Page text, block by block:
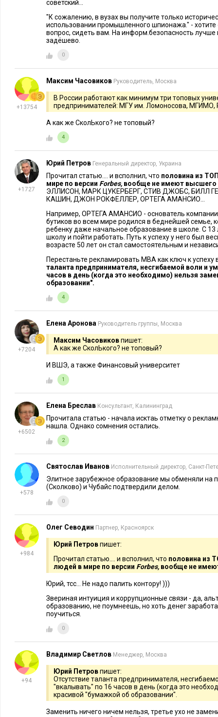
успешности бизнеса. Важно понимать, что сегодня не
неповторимого источника знаний. Вы должны сами
, чтобы получить концентрированную программу
предлагает множество достойных замен, пусть и не в
Читайте также:
ПЛАНИРОВАНИЕ КАРЬЕРЫ 5099 6
Как стажировки закаляют
предпринимателей: 5 ценных
MBA В РОССИИ
5
советский...
"К сожалению, в вузах вы получите только
использовании промышленного шпионажа." - хотите
вопрос, сидеть вам. На информ.безопасность лучше
задёшево.
0
+13754
Максим Часовиков Руководитель, Москва
В России работают как минимум три топовых
предпринимателей: МГУ им. Ломоносова, МГИМО,
А как же СколЬкого? не топовый?
4
+1727
Юрий Петров Генеральный директор, Украина
Прочитал статью.... и всполнил, что половина из
мире по версии Forbes, вообще не имеют высшего
ЭЛЛИСОН, МАРК ЦУКЕРБЕРГ, СТИВ ДЖОБС, БИЛЛ
КАШИН, ДЖОН РОКФЕЛЛЕР, ОРТЕГА АМАНСИО...
Например, ОРТЕГА АМАНСИО - основатель
бутиков во всем мире родился в беднейшей семье,
ребенку даже начальное образование в школе. С
школу и пойти работать. Путь к успеху у него был
возрасте 50 лет он стал самостоятельным и
Перестаньте рекламировать МВА как ключ к успеху
таланта предпринимателя, несгибаемой воли и
часов в день (когда это необходимо) нельзя
образовании".
4
+7204
Елена Аронова Руководитель группы, Москва
Максим Часовиковпишет:
А как же СколЬкого? не топовый?
И ВШЭ, а также Финансовый университет
1
+6502
Елена Бреслав Консультант, Калининград
Прочитала статью - начала исктаь отметку о
нашла. Однако сомнения остались.
2
+578
Святослав Иванов Исполнительный директор, Санкт-
Элитное зарубежное образование мы обменяли на
(Сколково) и Чубайс подтвердили делом.
0
+984
Олег Севодин Партнер, Красноярск
Юрий Петровпишет:
Прочитал статью.... и всполнил, что половина из
людей в мире по версии Forbes, вообще не
Юрий, тсс... Не надо палить контору! )))
Звериная интуиция и коррупционные связи - да,
образованию, не поумнеешь, но хоть денег
поучиться.
0
+94
Владимир Светлов Менеджер, Москва
Юрий Петровпишет:
Отсутствие таланта предпринимателя,
"вкалывать" по 16 часов в день (когда это
красивой "бумажкой об образовании".
Заменить ничего ничем нельзя, третье ухо не